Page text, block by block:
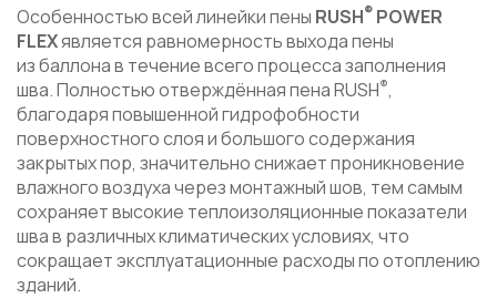
Особенностью всей линейки пены RUSH® POWER
FLEXявляется равномерность выхода пены
из баллона в течение всего процесса заполнения
шва. Полностью отверждённая пена RUSH®,
благодаря повышенной гидрофобности
поверхностного слоя и большого содержания
закрытых пор, значительно снижает проникновение
влажного воздуха через монтажный шов, тем самым
сохраняет высокие теплоизоляционные показатели
шва в различных климатических условиях, что
сокращает эксплуатационные расходы по отоплению
зданий.